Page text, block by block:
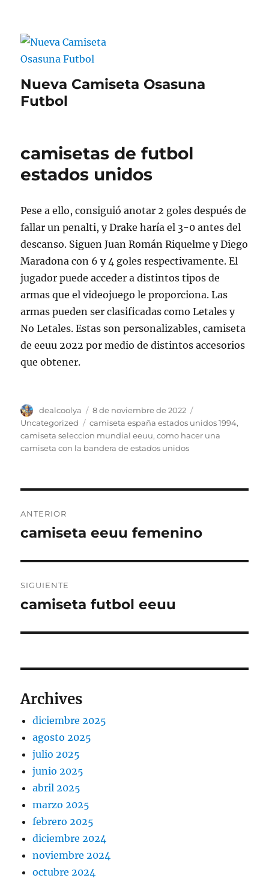
Nueva Camiseta Osasuna
Futbol
camisetas de futbol
estados unidos
Pese a ello, consiguió anotar 2 goles después de
fallar un penalti, y Drake haría el 3-0 antes del
descanso. Siguen Juan Román Riquelme y Diego
Maradona con 6 y 4 goles respectivamente. El
jugador puede acceder a distintos tipos de
armas que el videojuego le proporciona. Las
armas pueden ser clasificadas como Letales y
No Letales. Estas son personalizables, camiseta
de eeuu 2022 por medio de distintos accesorios
que obtener.
Autor
dealcoolya
Publicado
el
8 de noviembre de 2022
Uncategorized
Etiquetas
camiseta españa estados unidos 1994,
camiseta seleccion mundial eeuu,como hacer una
camiseta con la bandera de estados unidos
de
ANTERIOR
Entrada
camiseta eeuu femenino
SIGUIENTE
Entrada
camiseta futbol eeuu
Archives
diciembre 2025
agosto 2025
julio 2025
junio 2025
abril 2025
marzo 2025
febrero 2025
diciembre 2024
noviembre 2024
octubre 2024